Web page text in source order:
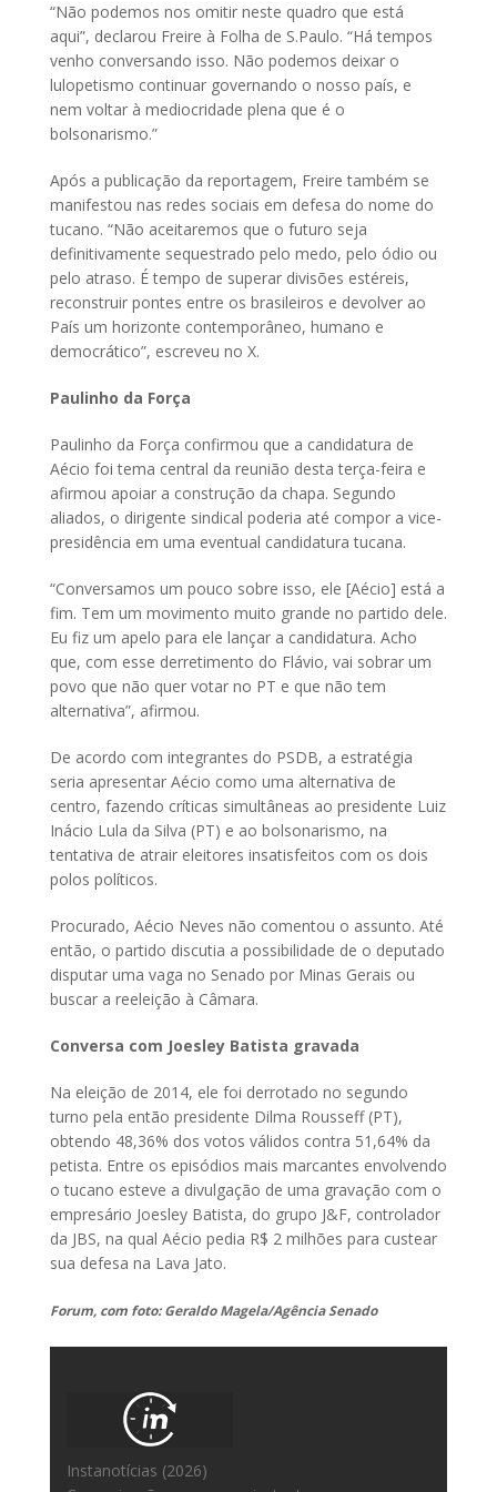
“Não podemos nos omitir neste quadro que está
aqui”, declarou Freire à Folha de S.Paulo. “Há tempos
venho conversando isso. Não podemos deixar o
lulopetismo continuar governando o nosso país, e
nem voltar à mediocridade plena que é o
bolsonarismo.”
Após a publicação da reportagem, Freire também se
manifestou nas redes sociais em defesa do nome do
tucano. “Não aceitaremos que o futuro seja
definitivamente sequestrado pelo medo, pelo ódio ou
pelo atraso. É tempo de superar divisões estéreis,
reconstruir pontes entre os brasileiros e devolver ao
País um horizonte contemporâneo, humano e
democrático”, escreveu no X.
Paulinho da Força
Paulinho da Força confirmou que a candidatura de
Aécio foi tema central da reunião desta terça-feira e
afirmou apoiar a construção da chapa. Segundo
aliados, o dirigente sindical poderia até compor a vice-
presidência em uma eventual candidatura tucana.
“Conversamos um pouco sobre isso, ele [Aécio] está a
fim. Tem um movimento muito grande no partido dele.
Eu fiz um apelo para ele lançar a candidatura. Acho
que, com esse derretimento do Flávio, vai sobrar um
povo que não quer votar no PT e que não tem
alternativa”, afirmou.
De acordo com integrantes do PSDB, a estratégia
seria apresentar Aécio como uma alternativa de
centro, fazendo críticas simultâneas ao presidente Luiz
Inácio Lula da Silva (PT) e ao bolsonarismo, na
tentativa de atrair eleitores insatisfeitos com os dois
polos políticos.
Procurado, Aécio Neves não comentou o assunto. Até
então, o partido discutia a possibilidade de o deputado
disputar uma vaga no Senado por Minas Gerais ou
buscar a reeleição à Câmara.
Conversa com Joesley Batista gravada
Na eleição de 2014, ele foi derrotado no segundo
turno pela então presidente Dilma Rousseff (PT),
obtendo 48,36% dos votos válidos contra 51,64% da
petista. Entre os episódios mais marcantes envolvendo
o tucano esteve a divulgação de uma gravação com o
empresário Joesley Batista, do grupo J&F, controlador
da JBS, na qual Aécio pedia R$ 2 milhões para custear
sua defesa na Lava Jato.
Forum, com foto: Geraldo Magela/Agência Senado
Instanotícias (2026)